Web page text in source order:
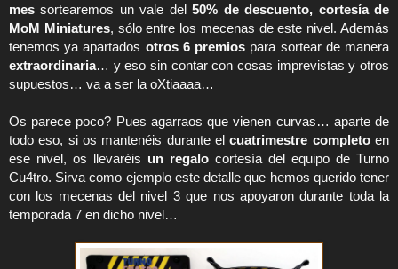
mes sortearemos un vale del 50% de descuento, cortesía de
MoM Miniatures, sólo entre los mecenas de este nivel. Además
tenemos ya apartados otros 6 premios
extraordinaria… y eso sin contar con cosas imprevistas y otros
supuestos… va a ser la oXtiaaaa…
Os parece poco? Pues agarraos que vienen curvas… aparte de
todo eso, si os mantenéis durante el cuatrimestre completo en
ese nivel, os llevaréis un regalo cortesía del equipo de Turno
Cu4tro. Sirva como ejemplo este detalle que hemos querido tener
con los mecenas del nivel 3 que nos apoyaron durante toda la
temporada 7 en dicho nivel…